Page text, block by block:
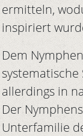
ermitteln,
inspiriert
Dem
systematische
allerdings in
Der
Unterfamilie